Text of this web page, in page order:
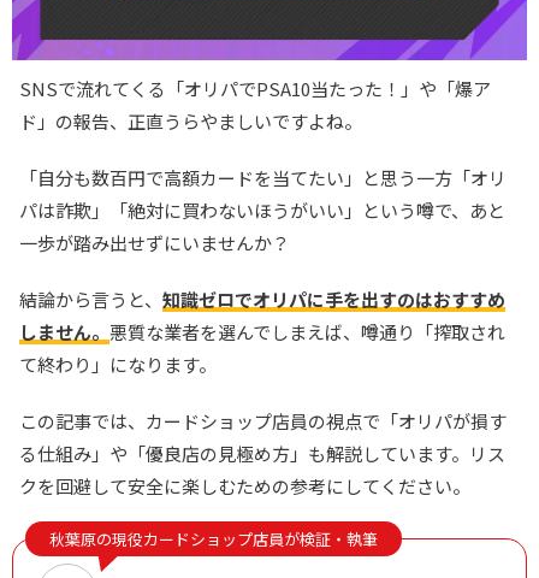
SNSで流れてくる「オリパでPSA10当たった！」や「爆ア
ド」の報告、正直うらやましいですよね。
「自分も数百円で高額カードを当てたい」と思う一方「オリ
パは詐欺」「絶対に買わないほうがいい」という噂で、あと
一歩が踏み出せずにいませんか？
結論から言うと、 知識ゼロでオリパに手を出すのはおすすめ
しません。 悪質な業者を選んでしまえば、噂通り「搾取され
て終わり」になります。
この記事では、カードショップ店員の視点で「オリパが損す
る仕組み」や「優良店の見極め方」も解説しています。リス
クを回避して安全に楽しむための参考にしてください。
秋葉原の現役カードショップ店員が検証・執筆